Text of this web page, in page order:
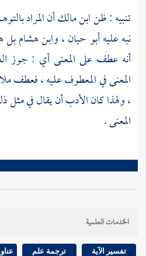
تنبيه : ظن ابنمالكأن المراد
نبه عليهأبو حيان،وابن هشامبل
أنه عطف على المعنى أي : جوز
المعنى في المعطوف عليه ، فعطف
، ولهذا كان الأدب أن يقال في
المعنى .
الخدمات العلمية
تفسير الآية ترجمة علم